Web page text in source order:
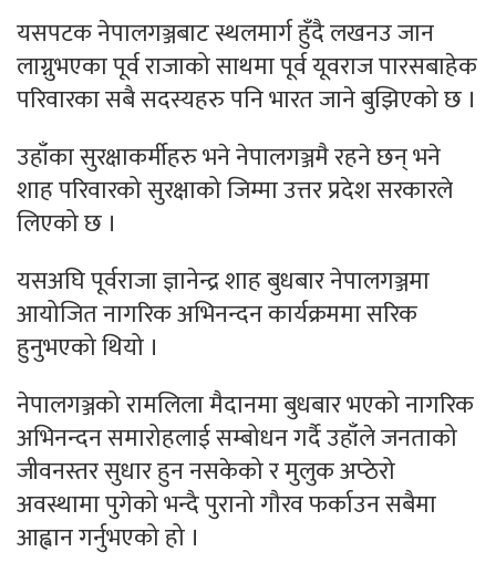
यसपटक नेपालगञ्जबाट स्थलमार्ग हुँदै लखनउ जान
लाग्नुभएका पूर्व राजाको साथमा पूर्व यूवराज पारसबाहेक
परिवारका सबै सदस्यहरु पनि भारत जाने बुझिएको छ ।
उहाँका सुरक्षाकर्मीहरु भने नेपालगञ्जमै रहने छन् भने
शाह परिवारको सुरक्षाको जिम्मा उत्तर प्रदेश सरकारले
लिएको छ ।
यसअघि पूर्वराजा ज्ञानेन्द्र शाह बुधबार नेपालगञ्जमा
आयोजित नागरिक अभिनन्दन कार्यक्रममा सरिक
हुनुभएको थियो ।
नेपालगञ्जको रामलिला मैदानमा बुधबार भएको नागरिक
अभिनन्दन समारोहलाई सम्बोधन गर्दै उहाँले जनताको
जीवनस्तर सुधार हुन नसकेको र मुलुक अप्ठेरो
अवस्थामा पुगेको भन्दै पुरानो गौरव फर्काउन सबैमा
आह्वान गर्नुभएको हो ।